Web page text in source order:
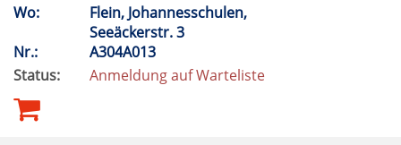
Wo:
Flein, Johannesschulen,
Seeäckerstr. 3
Nr.:
A304A013
Status:
Anmeldung auf Warteliste